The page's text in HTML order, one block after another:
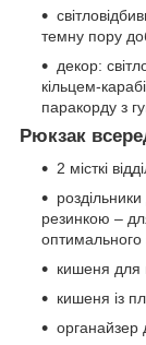
темну пору
декор:
кільцем-
паракорду з
Рюкзак
2 місткі
резинкою –
оптимального
кишеня для
кишеня із
органайзер